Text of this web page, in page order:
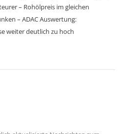
– Rohölpreis im gleichen
– ADAC Auswertung:
weiter deutlich zu hoch